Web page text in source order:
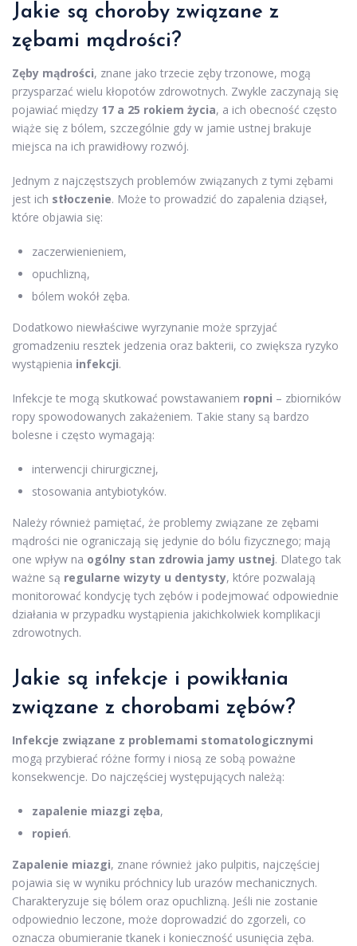
Jakie są choroby związane z
zębami mądrości?
Zęby mądrości, znane jako trzecie zęby trzonowe, mogą
przysparzać wielu kłopotów zdrowotnych. Zwykle zaczynają się
pojawiać między 17 a 25 rokiem życia, a ich obecność często
wiąże się z bólem, szczególnie gdy w jamie ustnej brakuje
miejsca na ich prawidłowy rozwój.
Jednym z najczęstszych problemów związanych z tymi zębami
jest ich stłoczenie. Może to prowadzić do zapalenia dziąseł,
które objawia się:
zaczerwienieniem,
opuchlizną,
bólem wokół zęba.
Dodatkowo niewłaściwe wyrzynanie może sprzyjać
gromadzeniu resztek jedzenia oraz bakterii, co zwiększa ryzyko
wystąpienia infekcji.
Infekcje te mogą skutkować powstawaniem ropni – zbiorników
ropy spowodowanych zakażeniem. Takie stany są bardzo
bolesne i często wymagają:
interwencji chirurgicznej,
stosowania antybiotyków.
Należy również pamiętać, że problemy związane ze zębami
mądrości nie ograniczają się jedynie do bólu fizycznego; mają
one wpływ na ogólny stan zdrowia jamy ustnej. Dlatego tak
ważne są regularne wizyty u dentysty, które pozwalają
monitorować kondycję tych zębów i podejmować odpowiednie
działania w przypadku wystąpienia jakichkolwiek komplikacji
zdrowotnych.
Jakie są infekcje i powikłania
związane z chorobami zębów?
Infekcje związane z problemami stomatologicznymi
mogą przybierać różne formy i niosą ze sobą poważne
konsekwencje. Do najczęściej występujących należą:
zapalenie miazgi zęba,
ropień.
Zapalenie miazgi, znane również jako pulpitis, najczęściej
pojawia się w wyniku próchnicy lub urazów mechanicznych.
Charakteryzuje się bólem oraz opuchlizną. Jeśli nie zostanie
odpowiednio leczone, może doprowadzić do zgorzeli, co
oznacza obumieranie tkanek i konieczność usunięcia zęba.